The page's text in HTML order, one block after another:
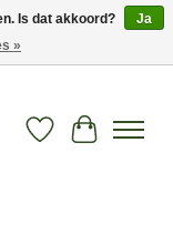
Verlanglijst
Is dat akkoord?
Ja
»